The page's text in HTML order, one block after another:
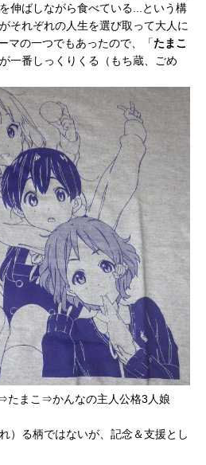
伸ばしながら食べている...という構
それぞれの人生を選び取って大人に
マの一つでもあったので、「たまこ
一番しっくりくる（もち蔵、ごめ
たまこ⇒かんなの主人公格3人娘
）る柄ではないが、記念＆支援とし